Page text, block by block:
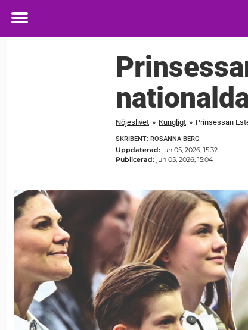
Toggle
Nöjeslivet » Kungligt » Prinsessan
SKRIBENT: ROSANNA BERG
Uppdaterad: jun 05, 2026, 15:32
Publicerad: jun 05, 2026, 15:04